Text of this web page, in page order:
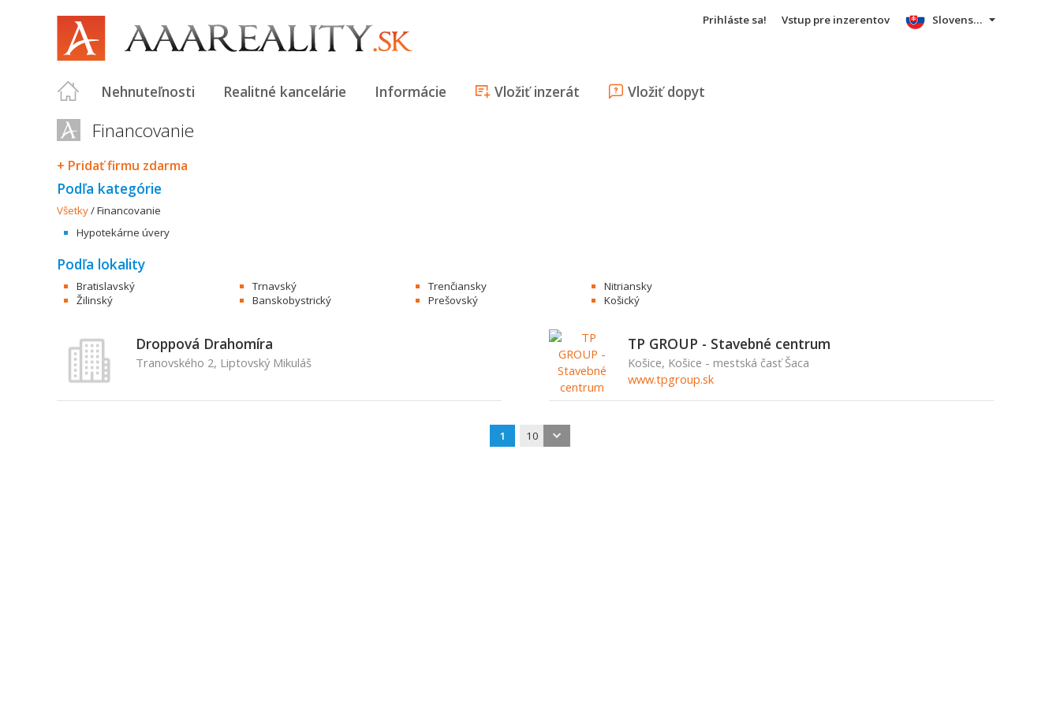
Prihláste sa! Vstup pre inzerentov
Nehnuteľnosti Realitné kancelárie Informácie Vložiť inzerát Vložiť dopyt
Slovensky
Financovanie
+ Pridať firmu zdarma
Podľa kategórie
Všetky/Financovanie
Hypotekárne úvery
Podľa lokality
Bratislavský Trnavský Trenčiansky
Nitriansky
Žilinský
Banskobystrický Prešovský Košický
Droppová Drahomíra
Tranovského 2, Liptovský Mikuláš
TP GROUP - Stavebné centrum
Košice, Košice - mestská časť Šaca
www.tpgroup.sk
1 10